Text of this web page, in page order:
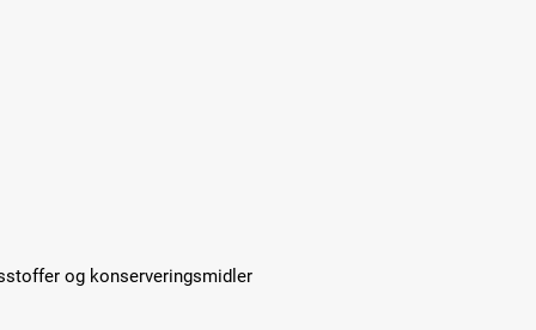
og konserveringsmidler